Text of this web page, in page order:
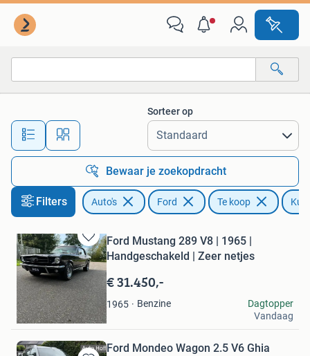
Alle afstanden…
Sorteer op
Bewaar je zoekopdracht
Filters Auto's Ford Te koop
Bewaren
in
Mijn
Favorieten
Ford Mustang 289 V8 | 1965 |
Handgeschakeld | Zeer netjes
€ 31.450,-
1965 Benzine
JB
Noardburgum
Dagtopper
Vandaag
Ford Mondeo Wagon 2.5 V6 Ghia